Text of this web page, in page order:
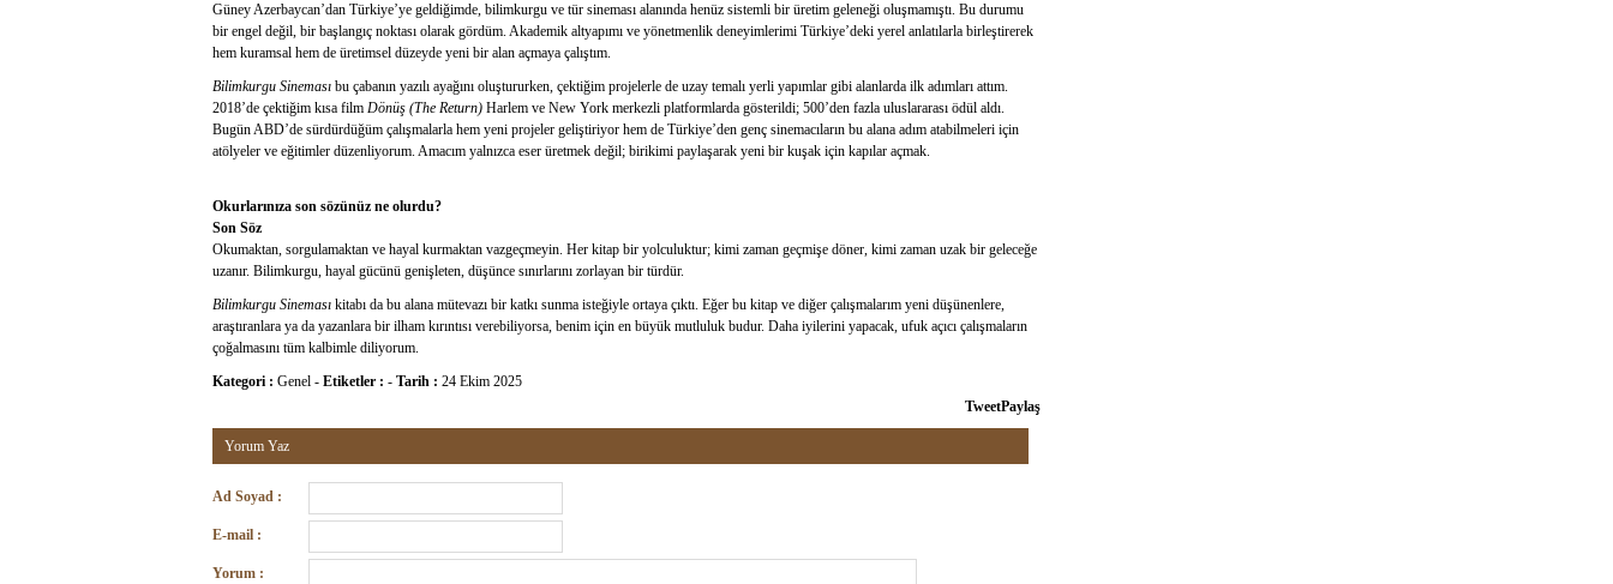
Güney Azerbaycan’dan Türkiye’ye geldiğimde, bilimkurgu ve tür sineması alanında henüz sistemli bir üretim geleneği oluşmamıştı. Bu durumu
bir engel değil, bir başlangıç noktası olarak gördüm. Akademik altyapımı ve yönetmenlik deneyimlerimi Türkiye’deki yerel anlatılarla birleştirerek
hem kuramsal hem de üretimsel düzeyde yeni bir alan açmaya çalıştım.
Bilimkurgu Sineması bu çabanın yazılı ayağını oluştururken, çektiğim projelerle de uzay temalı yerli yapımlar gibi alanlarda ilk adımları attım.
2018’de çektiğim kısa film Dönüş (The Return) Harlem ve New York merkezli platformlarda gösterildi; 500’den fazla uluslararası ödül aldı.
Bugün ABD’de sürdürdüğüm çalışmalarla hem yeni projeler geliştiriyor hem de Türkiye’den genç sinemacıların bu alana adım atabilmeleri için
atölyeler ve eğitimler düzenliyorum. Amacım yalnızca eser üretmek değil; birikimi paylaşarak yeni bir kuşak için kapılar açmak.
Okurlarınıza son sözünüz ne olurdu?
Son Söz
Okumaktan, sorgulamaktan ve hayal kurmaktan vazgeçmeyin. Her kitap bir yolculuktur; kimi zaman geçmişe döner, kimi zaman uzak bir geleceğe
uzanır. Bilimkurgu, hayal gücünü genişleten, düşünce sınırlarını zorlayan bir türdür.
Bilimkurgu Sineması kitabı da bu alana mütevazı bir katkı sunma isteğiyle ortaya çıktı. Eğer bu kitap ve diğer çalışmalarım yeni düşünenlere,
araştıranlara ya da yazanlara bir ilham kırıntısı verebiliyorsa, benim için en büyük mutluluk budur. Daha iyilerini yapacak, ufuk açıcı çalışmaların
çoğalmasını tüm kalbimle diliyorum.
Kategori : Genel - Etiketler : - Tarih : 24 Ekim 2025
Paylaş
Tweet
Yorum Yaz
Ad Soyad :
E-mail :
Yorum :